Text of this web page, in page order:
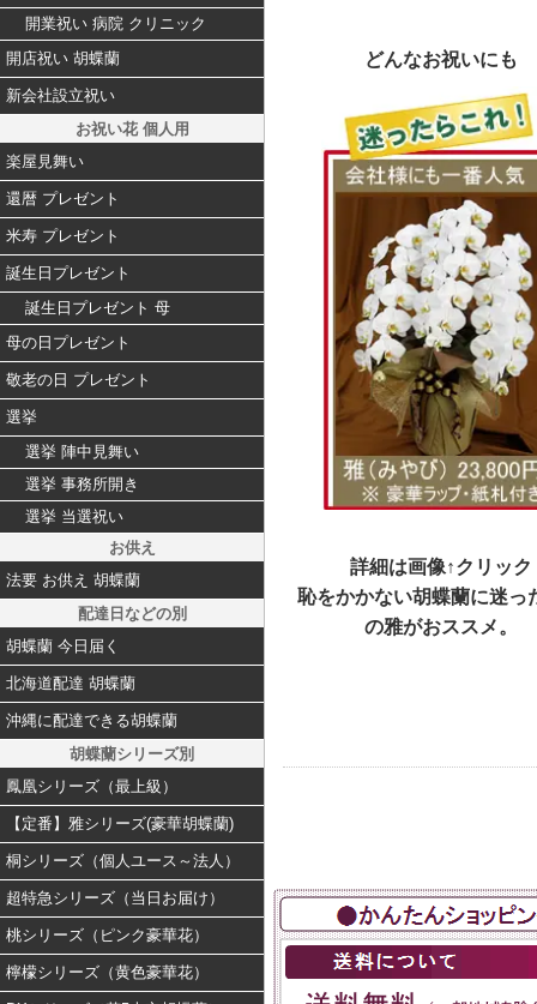
開業祝い 病院 クリニック
開店祝い 胡蝶蘭
新会社設立祝い
お祝い花 個人用
楽屋見舞い
還暦 プレゼント
米寿 プレゼント
誕生日プレゼント
誕生日プレゼント 母
母の日プレゼント
敬老の日 プレゼント
選挙
選挙 陣中見舞い
選挙 事務所開き
選挙 当選祝い
お供え
法要 お供え 胡蝶蘭
配達日などの別
胡蝶蘭 今日届く
北海道配達 胡蝶蘭
沖縄に配達できる胡蝶蘭
胡蝶蘭シリーズ別
鳳凰シリーズ（最上級）
【定番】雅シリーズ(豪華胡蝶蘭)
桐シリーズ（個人ユース～法人）
超特急シリーズ（当日お届け）
桃シリーズ（ピンク豪華花）
檸檬シリーズ（黄色豪華花）
どんなお祝いにも
詳細は画像↑クリック
恥をかかない胡蝶蘭に迷っ
の雅がおススメ。